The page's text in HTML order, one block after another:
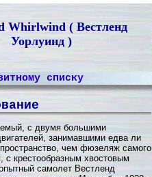
Whirlwind ( Вестленд
Уорлуинд )
списку
с двумя большими
занимавшими едва ли
чем фюзеляж самого
с крестообразным хвостовым
самолет Вестленд